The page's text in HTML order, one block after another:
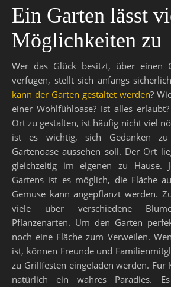
Ein Garten lässt
Möglichkeiten zu
Wer das Glück besitzt, über einen
verfügen, stellt sich anfangs
kann der Garten gestaltet werden?
einer Wohlfühloase? Ist alles
Ort zu gestalten, ist häufig nicht viel
ist es wichtig, sich Gedanken
Gartenoase aussehen soll. Der Ort
gleichzeitig im eigenen zu Hause.
Gartens ist es möglich, die Fläche
Gemüse kann angepflanzt werden.
viele über verschiedene
Pflanzenarten. Um den Garten
noch eine Fläche zum Verweilen.
ist, können Freunde und
zu Grillfesten eingeladen werden. Für
natürlich ein wahres Paradies.